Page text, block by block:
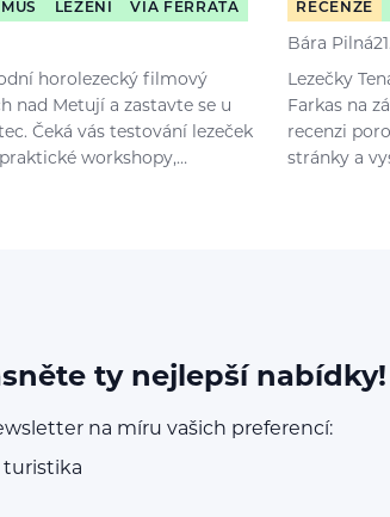
LEZENÍ VIA FERRATA
horolezecký filmový
nad Metují a zastavte se u
Čeká vás testování lezeček
workshopy,…
RECENZE
Bára Pilná
Lezečky
Farkas na
recenzi
stránky a
ty nejlepší nabídky!
na míru vašich preferencí:
turistika